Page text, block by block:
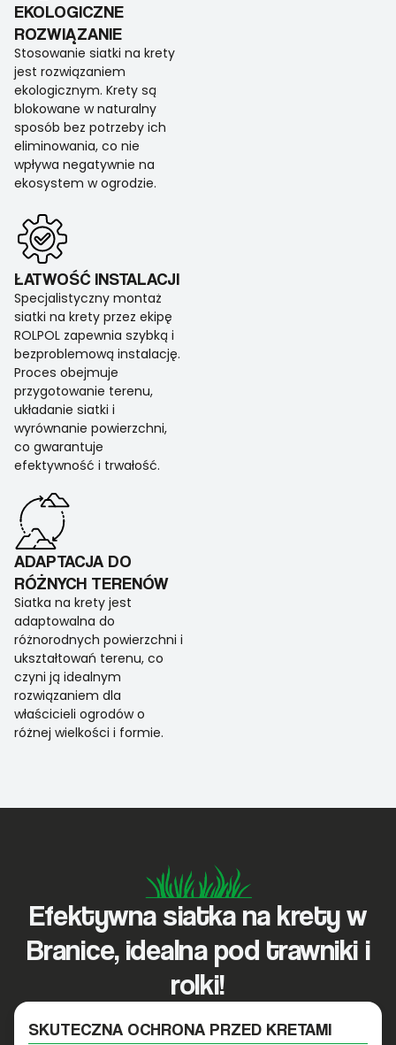
EKOLOGICZNE
ROZWIĄZANIE
Stosowanie siatki na krety
jest rozwiązaniem
ekologicznym. Krety są
blokowane w naturalny
sposób bez potrzeby ich
eliminowania, co nie
wpływa negatywnie na
ekosystem w ogrodzie.
ŁATWOŚĆ INSTALACJI
Specjalistyczny montaż
siatki na krety przez ekipę
ROLPOL zapewnia szybką i
bezproblemową instalację.
Proces obejmuje
przygotowanie terenu,
układanie siatki i
wyrównanie powierzchni,
co gwarantuje
efektywność i trwałość.
ADAPTACJA DO
RÓŻNYCH TERENÓW
Siatka na krety jest
adaptowalna do
różnorodnych powierzchni i
ukształtowań terenu, co
czyni ją idealnym
rozwiązaniem dla
właścicieli ogrodów o
różnej wielkości i formie.
Efektywna siatka na krety w
Branice, idealna pod trawniki i
rolki!
SKUTECZNA OCHRONA PRZED KRETAMI